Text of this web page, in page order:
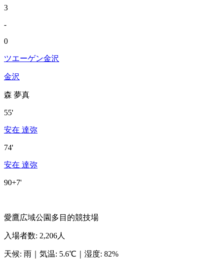
3
-
0
ツエーゲン金沢
金沢
森 夢真
55'
安在 達弥
74'
安在 達弥
90+7'
愛鷹広域公園多目的競技場
入場者数: 2,206人
天候: 雨 気温: 5.6℃ 湿度: 82%